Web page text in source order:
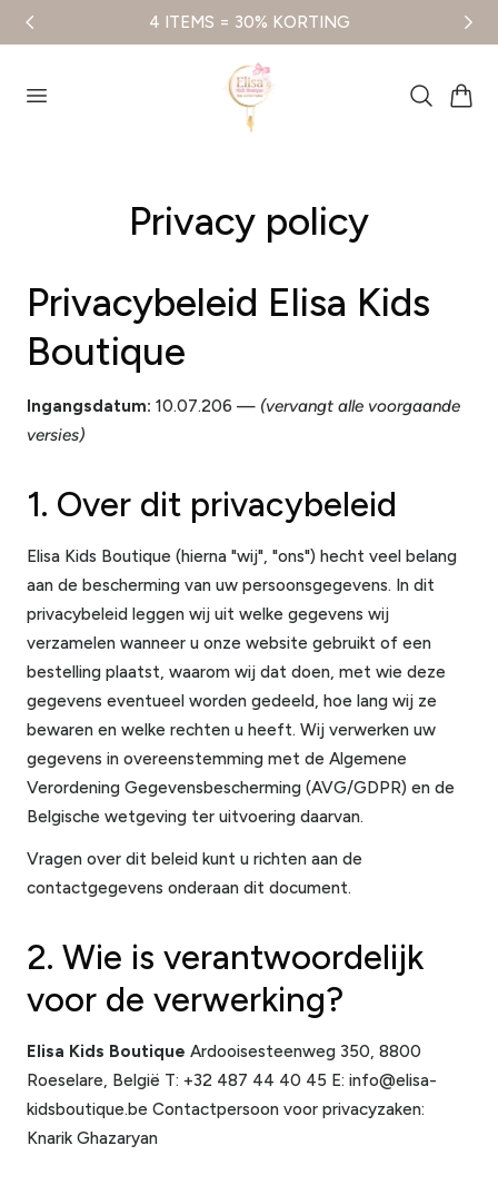
de inhoud 4 ITEMS = 30% KORTING
Privacy policy
Privacybeleid Elisa Kids
Boutique
Ingangsdatum: 10.07.206 — (vervangt alle voorgaande
versies)
1. Over dit privacybeleid
Elisa Kids Boutique (hierna "wij", "ons") hecht veel belang
aan de bescherming van uw persoonsgegevens. In dit
privacybeleid leggen wij uit welke gegevens wij
verzamelen wanneer u onze website gebruikt of een
bestelling plaatst, waarom wij dat doen, met wie deze
gegevens eventueel worden gedeeld, hoe lang wij ze
bewaren en welke rechten u heeft. Wij verwerken uw
gegevens in overeenstemming met de Algemene
Verordening Gegevensbescherming (AVG/GDPR) en de
Belgische wetgeving ter uitvoering daarvan.
Vragen over dit beleid kunt u richten aan de
contactgegevens onderaan dit document.
2. Wie is verantwoordelijk
voor de verwerking?
Elisa Kids Boutique Ardooisesteenweg 350, 8800
Roeselare, België T: +32 487 44 40 45 E: info@elisa-
kidsboutique.be Contactpersoon voor privacyzaken:
Knarik Ghazaryan